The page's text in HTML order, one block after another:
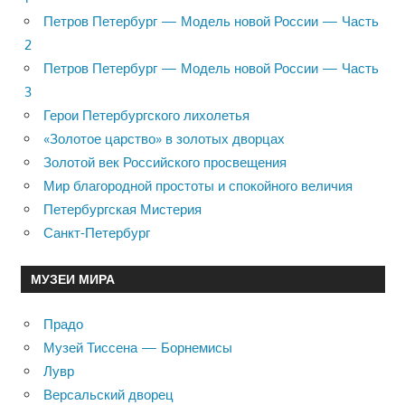
Петров Петербург — Модель новой России — Часть
2
Петров Петербург — Модель новой России — Часть
3
Герои Петербургского лихолетья
«Золотое царство» в золотых дворцах
Золотой век Российского просвещения
Мир благородной простоты и спокойного величия
Петербургская Мистерия
Санкт-Петербург
МУЗЕИ МИРА
Прадо
Музей Тиссена — Борнемисы
Лувр
Версальский дворец